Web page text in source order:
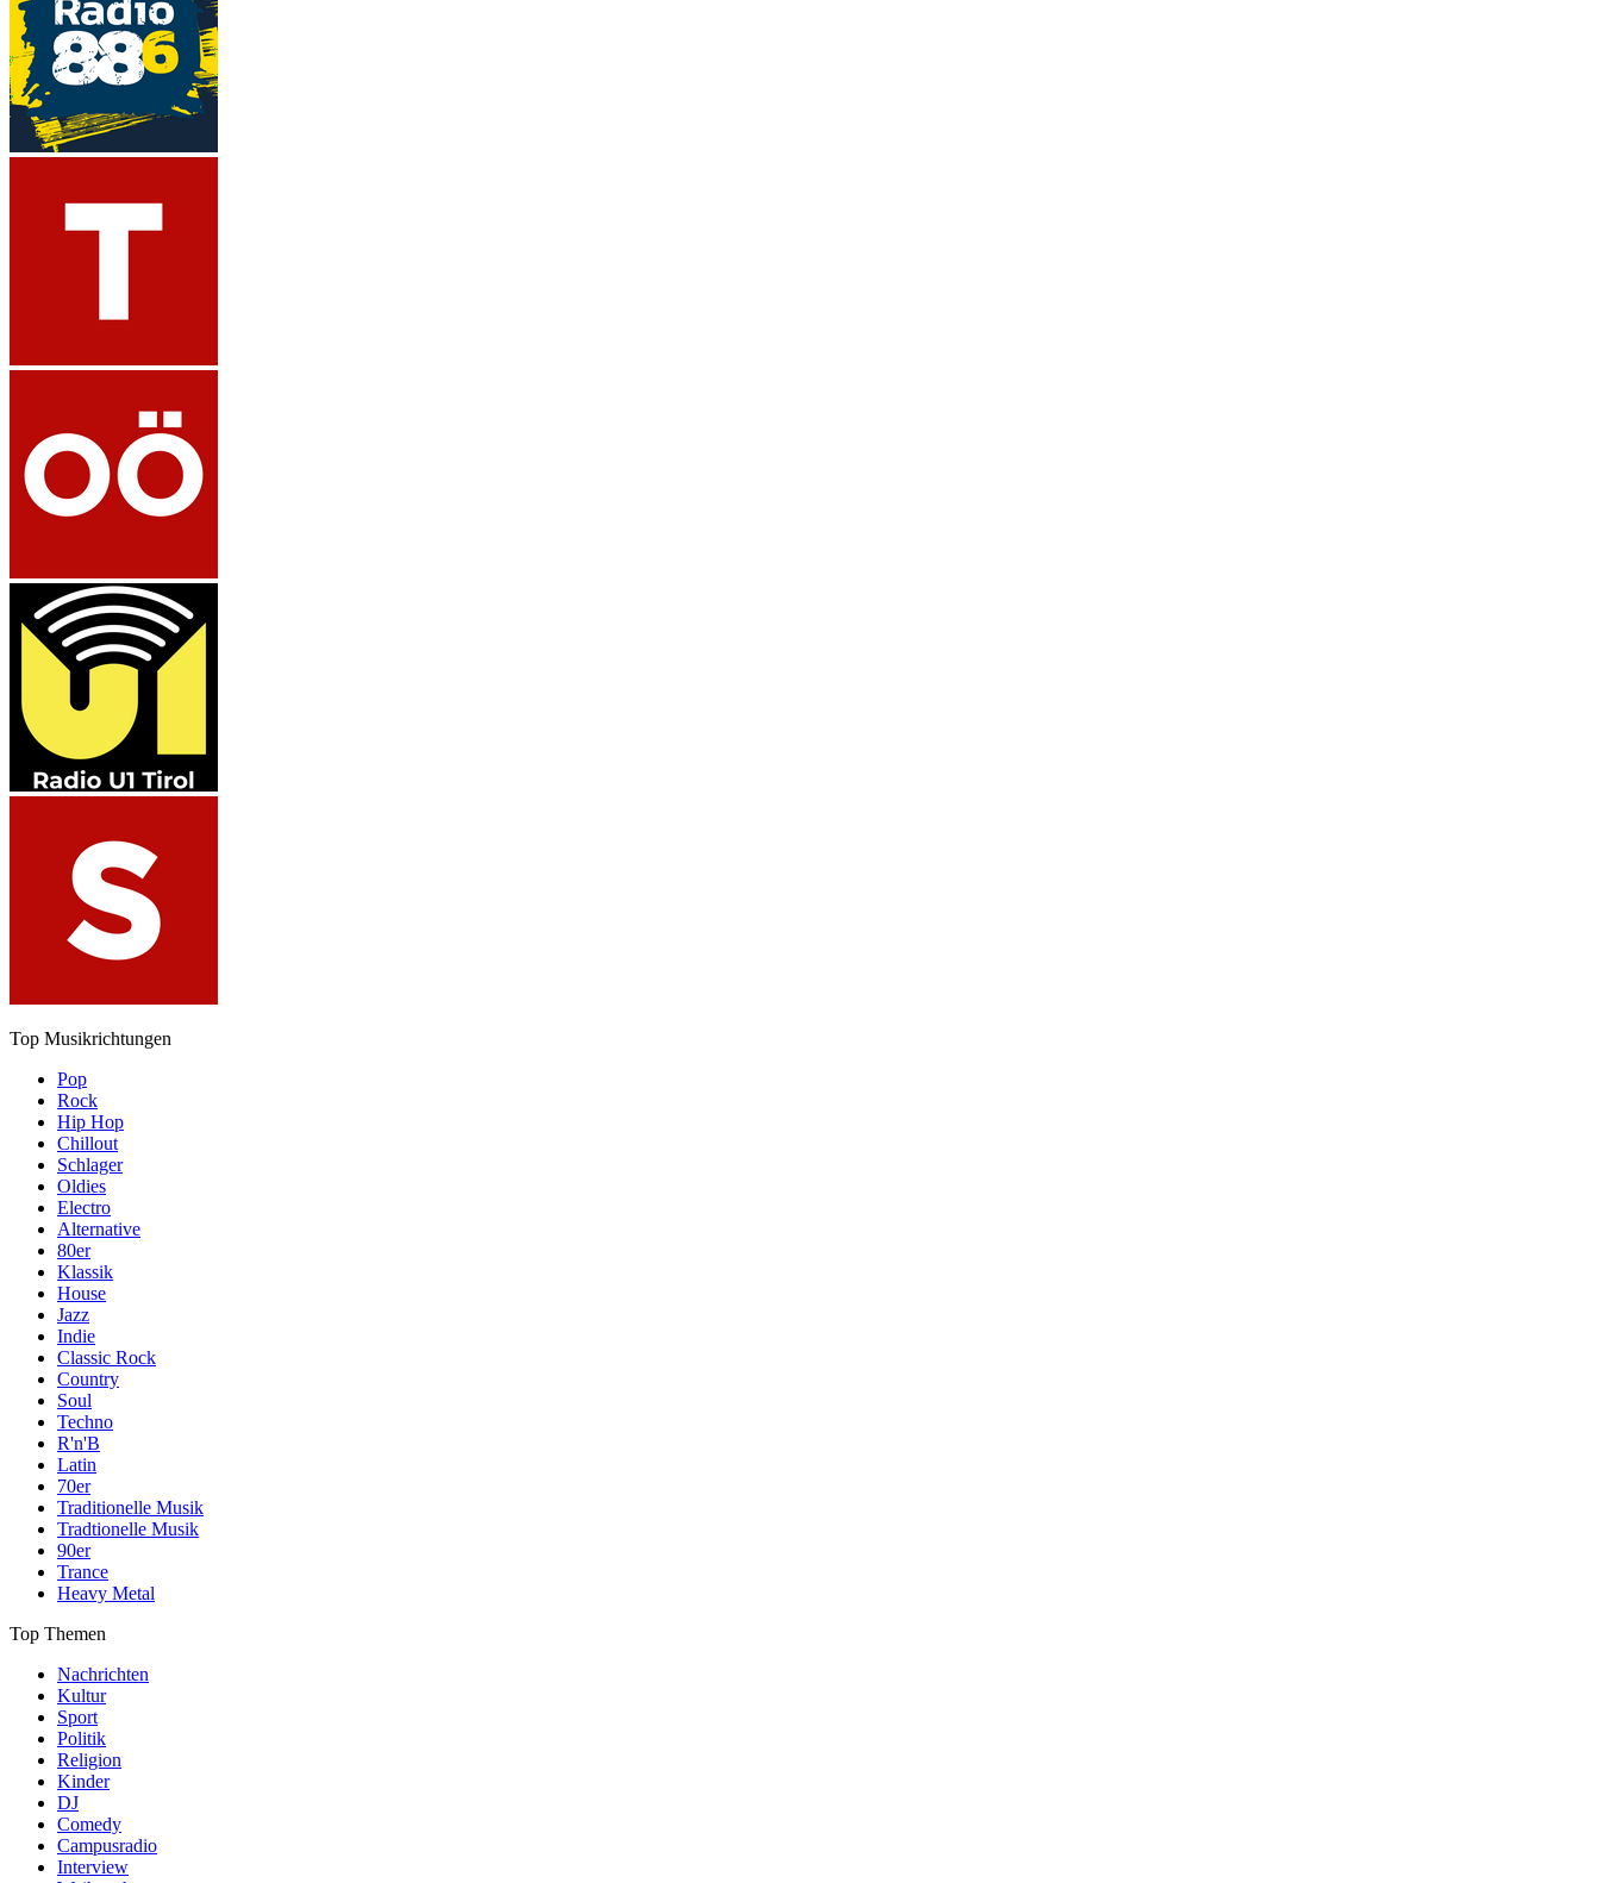
Top Musikrichtungen
Pop
Rock
Hip Hop
Chillout
Schlager
Oldies
Electro
Alternative
80er
Klassik
House
Jazz
Indie
Classic Rock
Country
Soul
Techno
R'n'B
Latin
70er
Traditionelle Musik
Tradtionelle Musik
90er
Trance
Heavy Metal
Top Themen
Nachrichten
Kultur
Sport
Politik
Religion
Kinder
DJ
Comedy
Campusradio
Interview